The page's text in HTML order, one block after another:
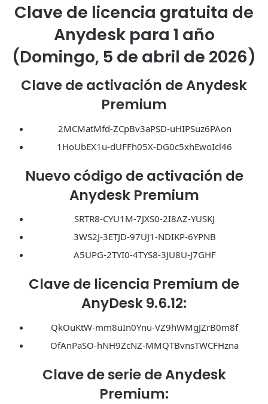
Clave de licencia gratuita de
Anydesk para 1 año
(Domingo, 5 de abril de 2026)
Clave de activación de Anydesk
Premium
2MCMatMfd-ZCpBv3aPSD-uHIPSuz6PAon
1HoUbEX1u-dUFFh05X-DG0c5xhEwoIcl46
Nuevo código de activación de
Anydesk Premium
SRTR8-CYU1M-7JXS0-2I8AZ-YUSKJ
3WS2J-3ETJD-97UJ1-NDIKP-6YPNB
A5UPG-2TYI0-4TYS8-3JU8U-J7GHF
Clave de licencia Premium de
AnyDesk 9.6.12:
QkOuKtW-mm8uIn0Ynu-VZ9hWMgJZrB0m8f
OfAnPaSO-hNH9ZcNZ-MMQTBvnsTWCFHzna
Clave de serie de Anydesk
Premium: